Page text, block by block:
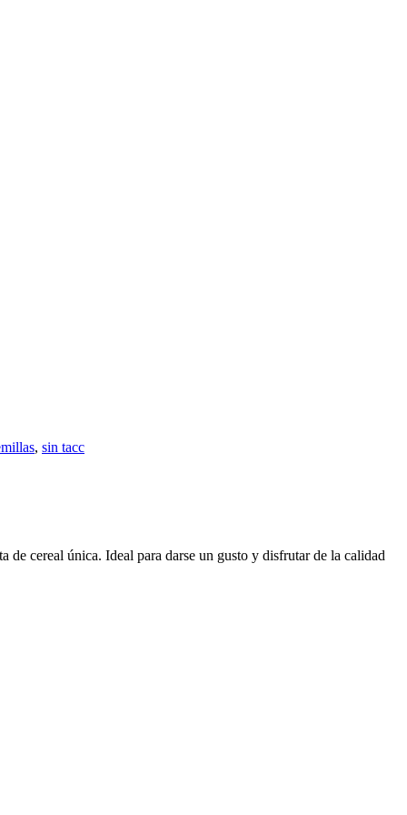
, sin tacc
cereal única. Ideal para darse un gusto y disfrutar de la calidad